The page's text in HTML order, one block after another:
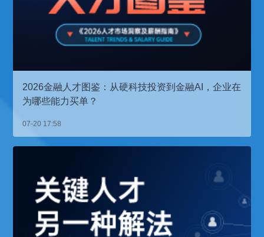
2026金融人才图鉴：从硬科技投资到金融AI，企业在
为哪些能力买单？
07-20 17:58